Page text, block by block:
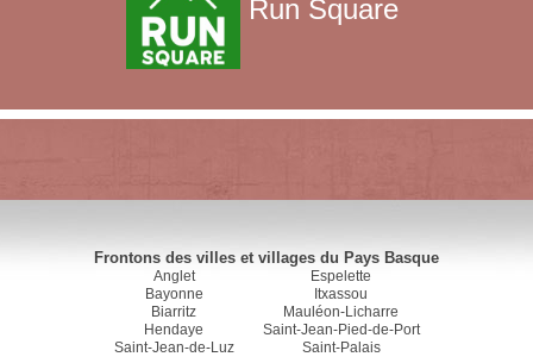
Run Square
Frontons des villes et villages du Pays Basque
Anglet
Bayonne
Biarritz
Hendaye
Saint-Jean-de-Luz
Espelette
Itxassou
Mauléon-Licharre
Saint-Jean-Pied-de-Port
Saint-Palais